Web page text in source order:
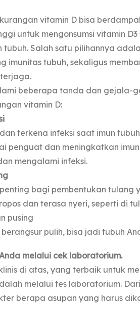
vitamin D bisa
untuk mengonsumsi vitamin
Salah satu pilihannya
imunitas tubuh, sekaligus
beberapa tanda dan gejala-
vitamin D:
terkena infeksi saat imun
penguat dan meningkatkan
mengalami infeksi.
bagi pembentukan tulang
dan terasa nyeri, seperti di
pusing
pulih, bisa jadi tubuh
melalui cek laboratorium.
di atas, yang terbaik untuk
melalui tes laboratorium.
berapa asupan yang harus